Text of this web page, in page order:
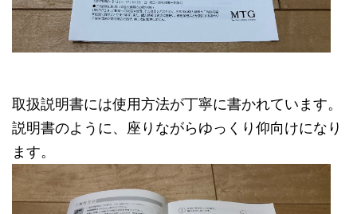
取扱説明書には使用方法が丁寧に書かれています。
説明書のように、座りながらゆっくり仰向けになり
ます。